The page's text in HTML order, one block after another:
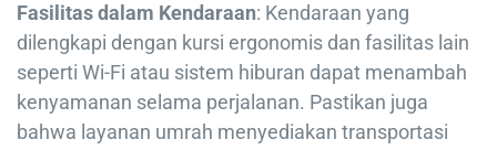
Fasilitas dalam Kendaraan: Kendaraan yang
dilengkapi dengan kursi ergonomis dan fasilitas lain
seperti Wi-Fi atau sistem hiburan dapat menambah
kenyamanan selama perjalanan. Pastikan juga
bahwa layanan umrah menyediakan transportasi